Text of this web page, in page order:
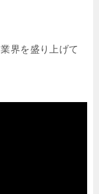
界を盛り上げて